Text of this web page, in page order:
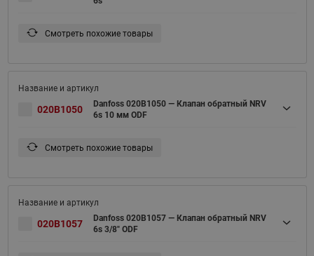
Смотреть похожие товары
020B1050
Danfoss 020B1050 — Клапан обратный NRV
6s 10 мм ODF
Смотреть похожие товары
020B1057
Danfoss 020B1057 — Клапан обратный NRV
6s 3/8" ODF